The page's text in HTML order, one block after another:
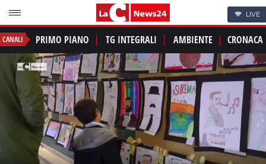
LIVE
CANALI PRIMO PIANO TG INTEGRALI AMBIENTE CRONACA